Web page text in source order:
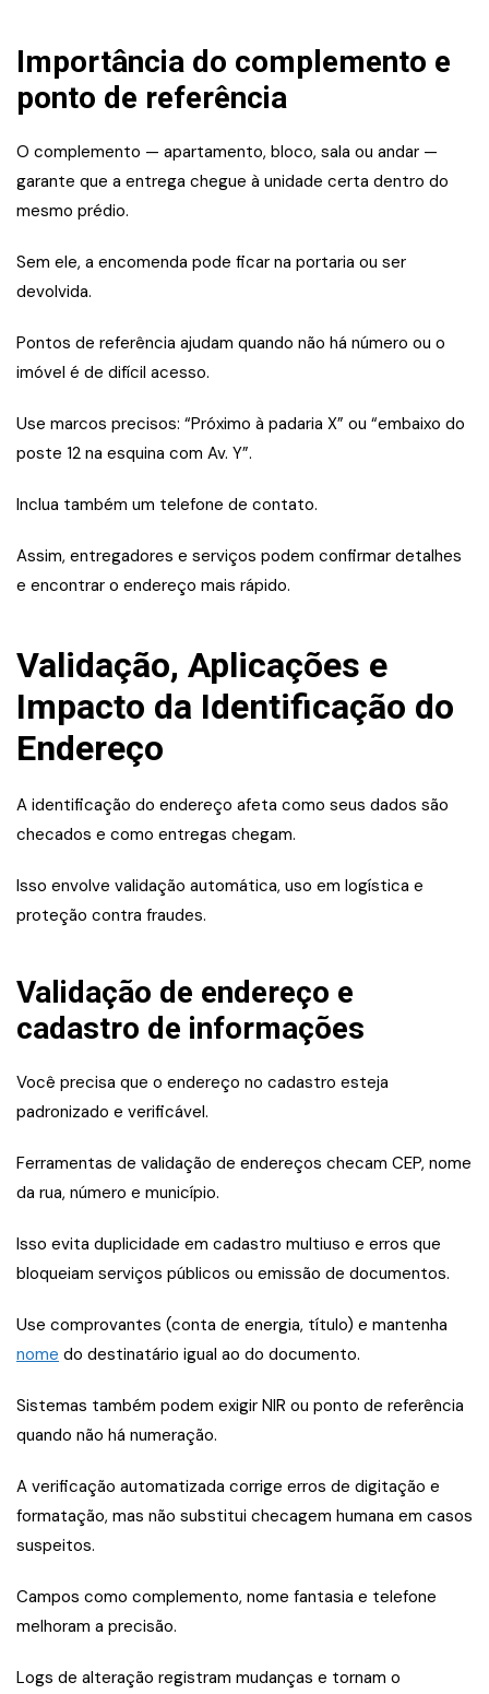
Importância do complemento e
ponto de referência
O complemento — apartamento, bloco, sala ou andar —
garante que a entrega chegue à unidade certa dentro do
mesmo prédio.
Sem ele, a encomenda pode ficar na portaria ou ser
devolvida.
Pontos de referência ajudam quando não há número ou o
imóvel é de difícil acesso.
Use marcos precisos: “Próximo à padaria X” ou “embaixo do
poste 12 na esquina com Av. Y”.
Inclua também um telefone de contato.
Assim, entregadores e serviços podem confirmar detalhes
e encontrar o endereço mais rápido.
Validação, Aplicações e
Impacto da Identificação do
Endereço
A identificação do endereço afeta como seus dados são
checados e como entregas chegam.
Isso envolve validação automática, uso em logística e
proteção contra fraudes.
Validação de endereço e
cadastro de informações
Você precisa que o endereço no cadastro esteja
padronizado e verificável.
Ferramentas de validação de endereços checam CEP, nome
da rua, número e município.
Isso evita duplicidade em cadastro multiuso e erros que
bloqueiam serviços públicos ou emissão de documentos.
Use comprovantes (conta de energia, título) e mantenha
nome do destinatário igual ao do documento.
Sistemas também podem exigir NIR ou ponto de referência
quando não há numeração.
A verificação automatizada corrige erros de digitação e
formatação, mas não substitui checagem humana em casos
suspeitos.
Campos como complemento, nome fantasia e telefone
melhoram a precisão.
Logs de alteração registram mudanças e tornam o